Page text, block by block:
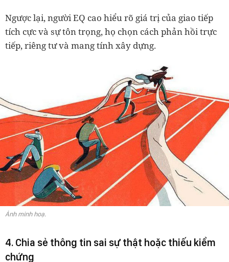
Ngược lại, người EQ cao hiểu rõ giá trị của giao tiếp
tích cực và sự tôn trọng, họ chọn cách phản hồi trực
tiếp, riêng tư và mang tính xây dựng.
Ảnh minh hoạ.
4. Chia sẻ thông tin sai sự thật hoặc thiếu kiểm
chứng